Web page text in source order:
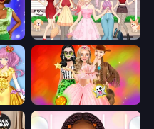
Anime Girls Dress Up Games
Anime Princess Dress Up Iconic Halloween Costumes